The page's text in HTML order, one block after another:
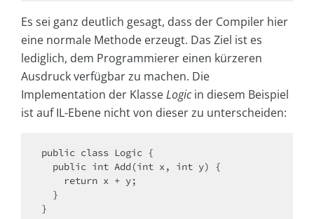
Es sei ganz deutlich gesagt, dass der Compiler hier
eine normale Methode erzeugt. Das Ziel ist es
lediglich, dem Programmierer einen kürzeren
Ausdruck verfügbar zu machen. Die
Implementation der KlasseLogicin diesem Beispiel
ist auf IL-Ebene nicht von dieser zu unterscheiden:
public class Logic {
}